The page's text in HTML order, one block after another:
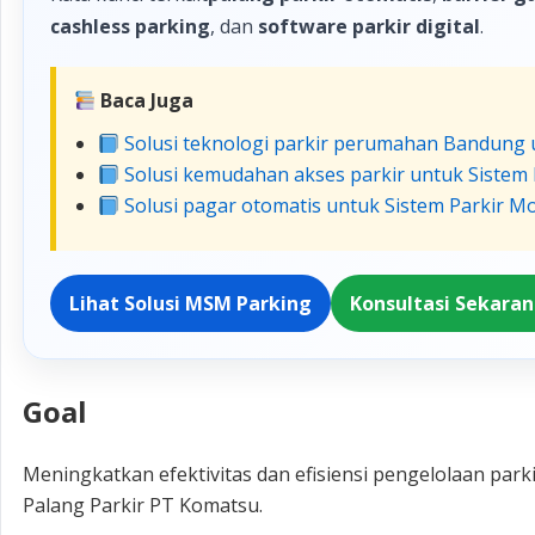
cashless parking, dan software parkir digital.
Baca Juga
Solusi teknologi parkir perumahan
Solusi kemudahan akses parkir untuk
Solusi pagar otomatis untuk Sistem Parkir
Lihat Solusi MSM Parking Konsultasi
Goal
Meningkatkan efektivitas dan efisiensi pengelolaan
Palang Parkir PT Komatsu.